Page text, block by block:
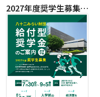
2027年度奨学生募集要項